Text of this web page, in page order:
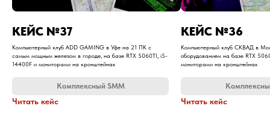
КЕЙС №37
Компьютерный клуб ADD GAMING в Уфе на 21 ПК с
самым мощным железом в городе, на базе RTX 5060TI, i5-
14400F и мониторами на кронштейнах
Комплексный SMM
Читать кейс
КЕЙС №36
Компьютерный клуб СКВАД в
оборудованием на базе RTX
мониторами на кронштейнах
Читать кейс